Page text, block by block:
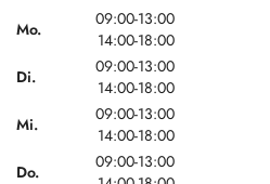
Mo.
09:00-13:00
14:00-18:00
Di.
09:00-13:00
14:00-18:00
Mi.
09:00-13:00
14:00-18:00
Do.
09:00-13:00